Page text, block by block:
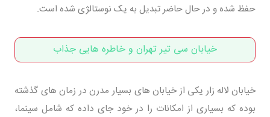
حفظ شده و در حال حاضر تبدیل به یک نوستالژی شده است.
خیابان سی تیر تهران و خاطره هایی جذاب
خیابان لاله زار یکی از خیابان های بسیار مدرن در زمان های گذشته
بوده که بسیاری از امکانات را در خود جای داده که شامل سینما،